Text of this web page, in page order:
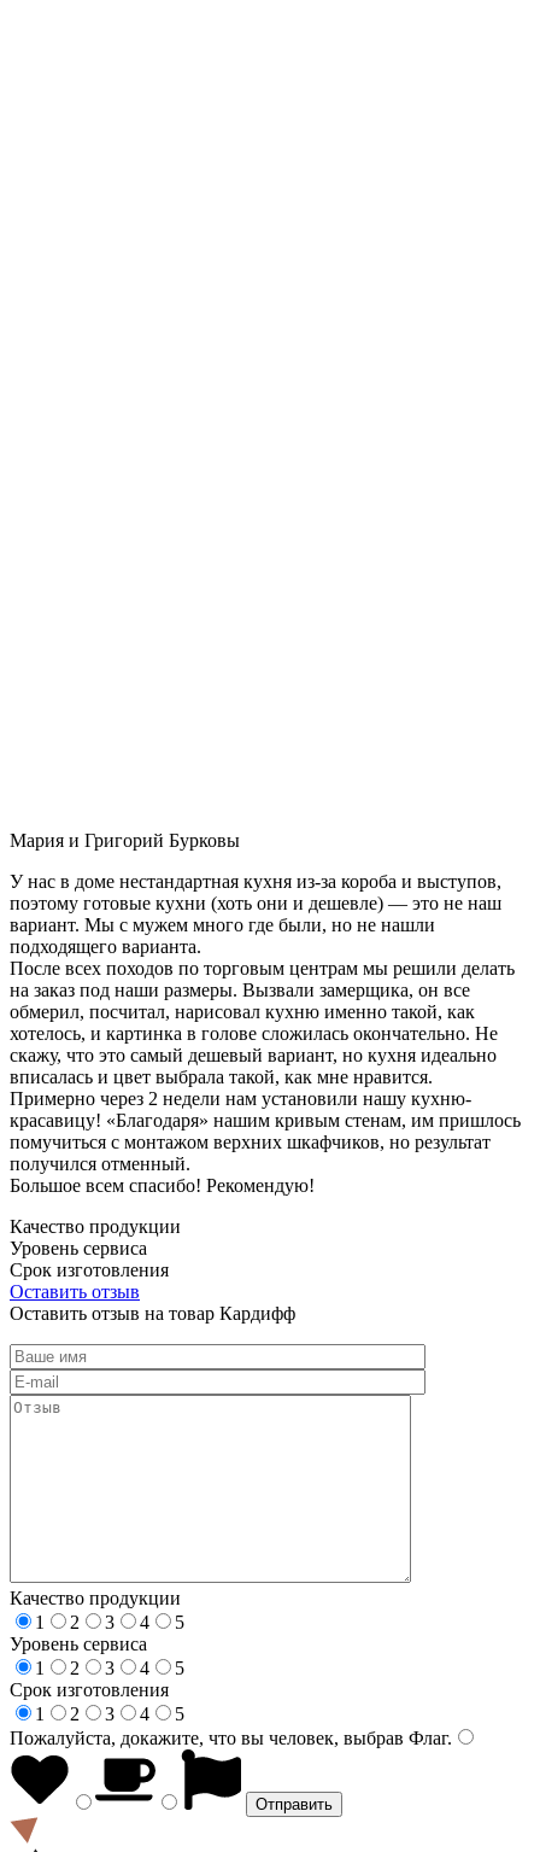
Мария и Григорий Бурковы
У нас в доме нестандартная кухня из-за короба и выступов,
поэтому готовые кухни (хоть они и дешевле) — это не наш
вариант. Мы с мужем много где были, но не нашли
подходящего варианта.
После всех походов по торговым центрам мы решили делать
на заказ под наши размеры. Вызвали замерщика, он все
обмерил, посчитал, нарисовал кухню именно такой, как
хотелось, и картинка в голове сложилась окончательно. Не
скажу, что это самый дешевый вариант, но кухня идеально
вписалась и цвет выбрала такой, как мне нравится.
Примерно через 2 недели нам установили нашу кухню-
красавицу! «Благодаря» нашим кривым стенам, им пришлось
помучиться с монтажом верхних шкафчиков, но результат
получился отменный.
Большое всем спасибо! Рекомендую!
Качество продукции
Уровень сервиса
Срок изготовления
Оставить отзыв
Оставить отзыв на товар Кардифф
Качество продукции
1
2 3 4
5
Уровень сервиса
1
2 3 4
5
Срок изготовления
1
2 3 4
5
Пожалуйста, докажите, что вы человек, выбрав Флаг.